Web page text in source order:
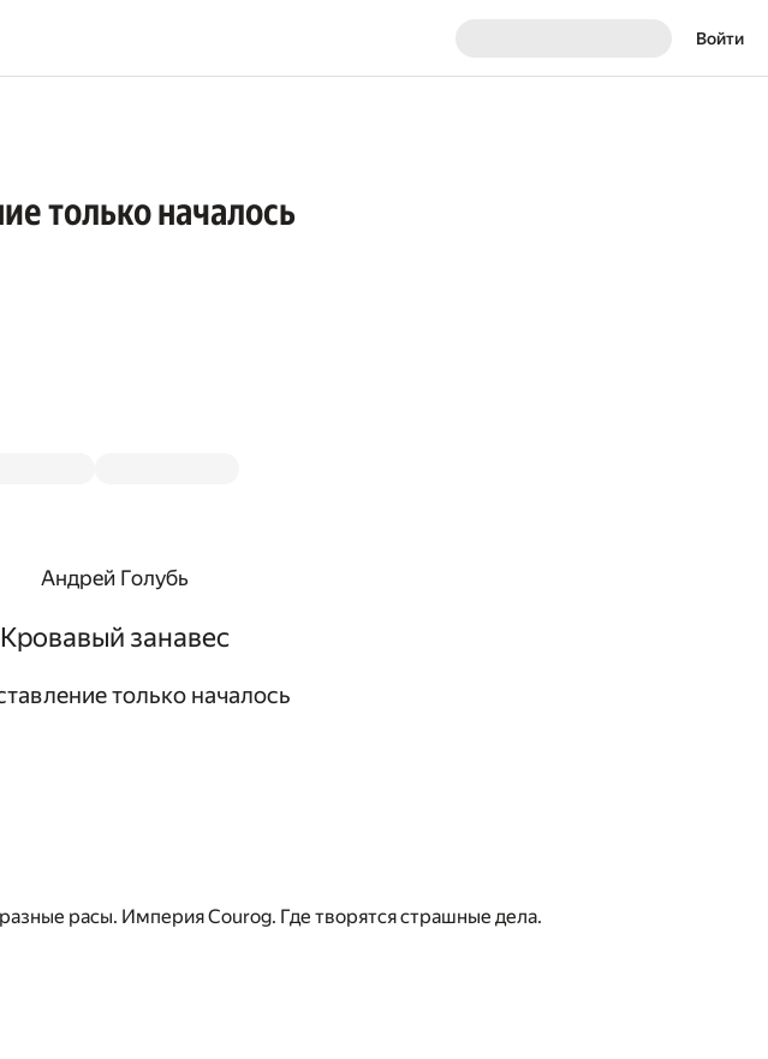
Войти
только началось
Андрей Голубь
Кровавый занавес
только началось
расы. Империя Courog. Где творятся страшные дела.